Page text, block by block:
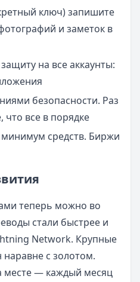
ключ) запишите
и заметок в
на все аккаунты:
безопасности. Раз
что все в порядке
средств. Биржи
теперь можно во
стали быстрее и
Network. Крупные
с золотом.
месте — каждый месяц